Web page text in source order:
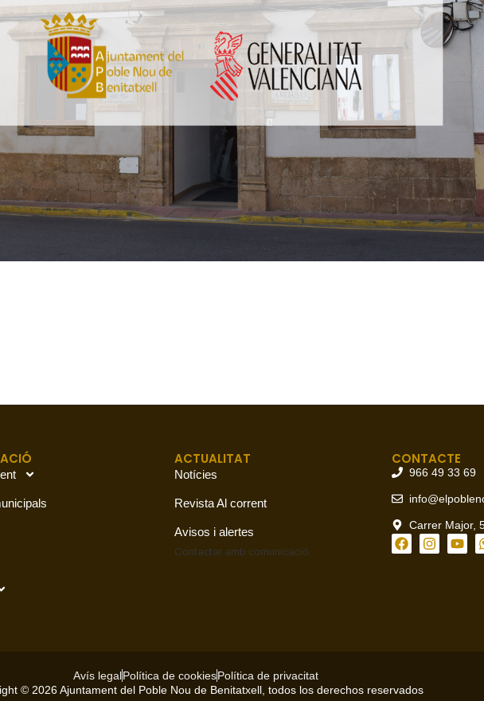
ACTUALITAT
Notícies
Revista Al corrent
Avisos i alertes
Contactar amb comunicació
CONTACTE
966 49 33 69
Carrer Major,
Avís legalPolítica de cookiesPolítica de privacitat
© 2026 Ajuntament del Poble Nou de Benitatxell, todos los derechos reservados